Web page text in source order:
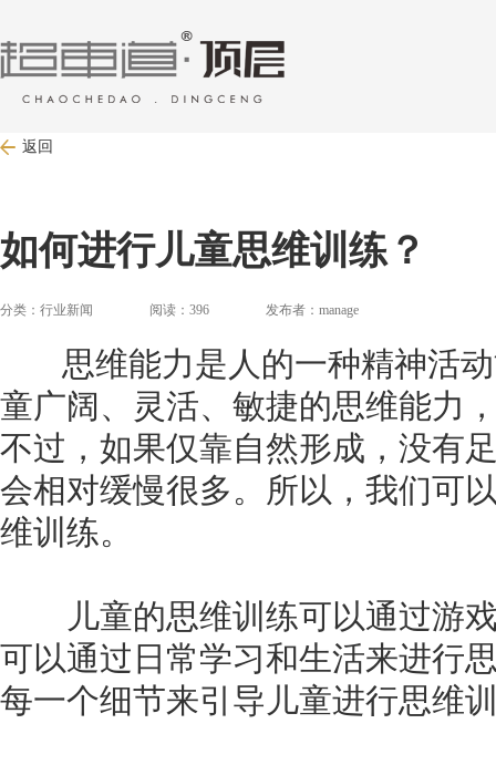
返回
如何进行儿童思维训练？
分类：行业新闻 阅读：396 发布者：manage
思维能力是人的一种精神活动
童广阔、灵活、敏捷的思维能力
不过，如果仅靠自然形成，没有
会相对缓慢很多。所以，我们可
维训练。
儿童的思维训练可以通过游戏
可以通过日常学习和生活来进行
每一个细节来引导儿童进行思维